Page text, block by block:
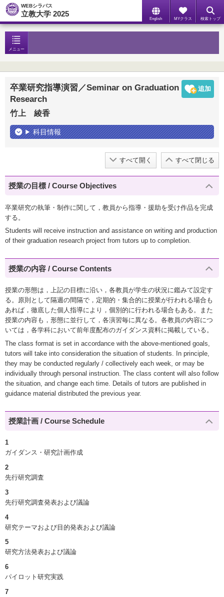
WEBシラバス
立教大学 2025
English MYクラス 検索トップ
メニュー
卒業研究指導演習／Seminar on Graduation
Research
竹上 綾香
科目情報
すべて開く すべて閉じる
授業の目標 / Course Objectives
卒業研究の執筆・制作に関して，教員から指導・援助を受け作品を完成
する。
Students will receive instruction and assistance on writing and production
of their graduation research project from tutors up to completion.
授業の内容 / Course Contents
授業の形態は，上記の目標に沿い，各教員が学生の状況に鑑みて設定す
る。原則として隔週の間隔で，定期的・集合的に授業が行われる場合も
あれば，徹底した個人指導により，個別的に行われる場合もある。また
授業の内容も，形態に並行して，各演習毎に異なる。各教員の内容につ
いては，各学科において前年度配布のガイダンス資料に掲載している。
The class format is set in accordance with the above-mentioned goals,
tutors will take into consideration the situation of students. In principle,
they may be conducted regularly / collectively each week, or may be
individually through personal instruction. The class content will also follow
the situation, and change each time. Details of tutors are published in
guidance material distributed the previous year.
授業計画 / Course Schedule
1
ガイダンス・研究計画作成
2
先行研究調査
3
先行研究調査発表および議論
4
研究テーマおよび目的発表および議論
5
研究方法発表および議論
6
パイロット研究実践
7